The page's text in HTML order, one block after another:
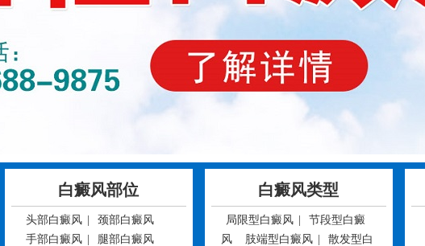
白癜风部位
头部白癜风
颈部白癜风
手部白癜风
腿部白癜风
白癜风类型
局限型白癜风
节段型白癜
风
肢端型白癜风
散发型白